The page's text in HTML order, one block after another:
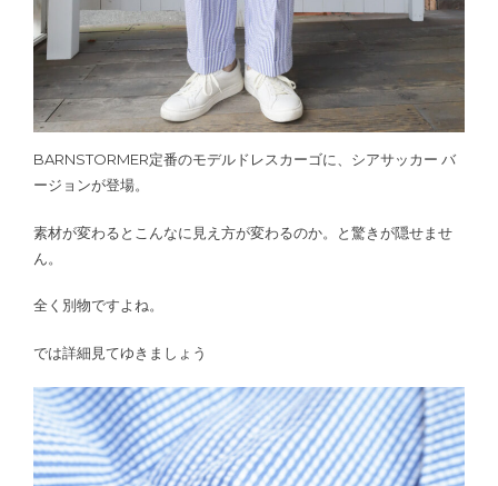
BARNSTORMER定番のモデルドレスカーゴに、シアサッカー バ
ージョンが登場。
素材が変わるとこんなに見え方が変わるのか。と驚きが隠せませ
ん。
全く別物ですよね。
では詳細見てゆきましょう